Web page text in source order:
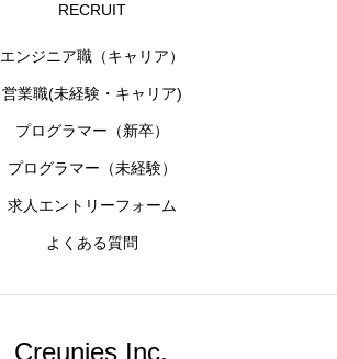
RECRUIT
エンジニア職（キャリア）
営業職(未経験・キャリア)
プログラマー（新卒）
プログラマー（未経験）
求人エントリーフォーム
よくある質問
Creunies Inc.